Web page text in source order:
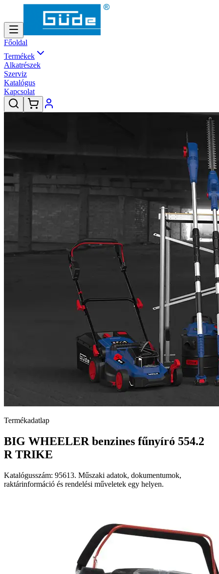
Főoldal
Termékek
Alkatrészek
Szerviz
Katalógus
Kapcsolat
Termékadatlap
BIG WHEELER benzines fűnyíró 554.2
R TRIKE
Katalógusszám: 95613. Műszaki adatok, dokumentumok,
raktárinformáció és rendelési műveletek egy helyen.